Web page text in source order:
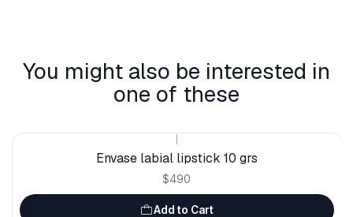
You might also be interested in
one of these
Envase labial lipstick 10 grs
$490
Add to Cart